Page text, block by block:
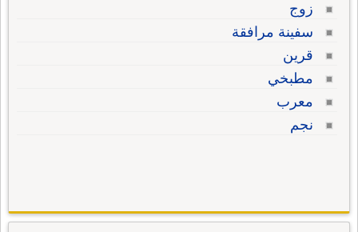
زوج
سفينة مرافقة
قرين
مطبخي
معرب
نجم